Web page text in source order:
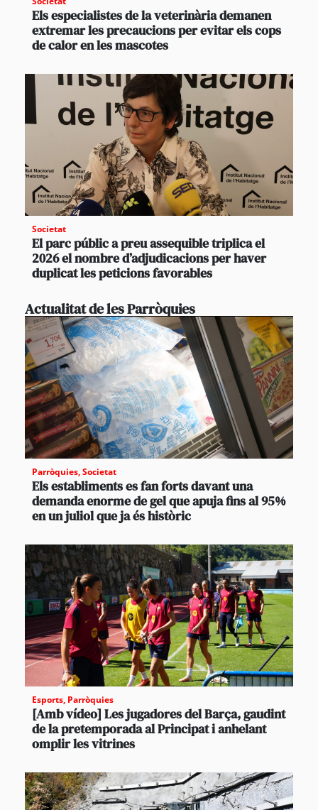
Els especialistes de la veterinària demanen
extremar les precaucions per evitar els cops
de calor en les mascotes
Societat
El parc públic a preu assequible triplica el
2026 el nombre d’adjudicacions per haver
duplicat les peticions favorables
Actualitat de les Parròquies
Parròquies,Societat
Els establiments es fan forts davant una
demanda enorme de gel que apuja fins al 95%
en un juliol que ja és històric
Esports, Parròquies
[Amb vídeo] Les jugadores del Barça, gaudint
de la pretemporada al Principat i anhelant
omplir les vitrines